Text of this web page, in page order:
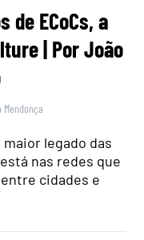
de ECoCs, a
| Por João
Mendonça
legado das
nas redes que
cidades e